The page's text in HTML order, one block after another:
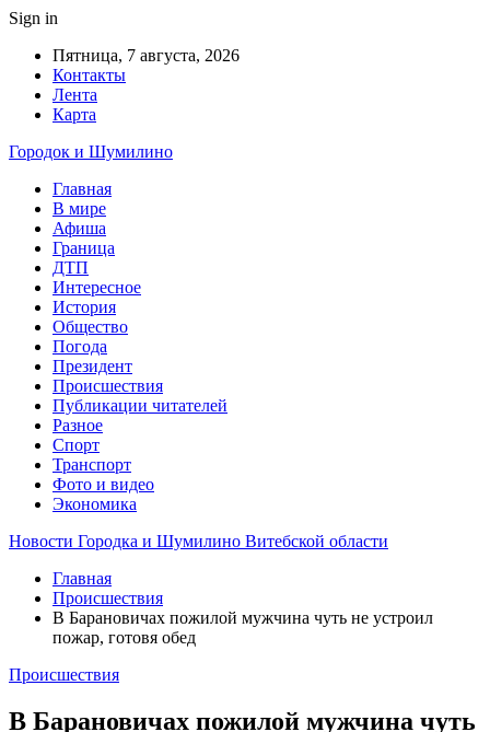
Sign in
Пятница, 7 августа, 2026
Контакты
Лента
Карта
Городок и Шумилино
Главная
В мире
Афиша
Граница
ДТП
Интересное
История
Общество
Погода
Президент
Происшествия
Публикации читателей
Разное
Спорт
Транспорт
Фото и видео
Экономика
Новости Городка и Шумилино Витебской области
Главная
Происшествия
В Барановичах пожилой мужчина чуть не устроил
пожар, готовя обед
Происшествия
В Барановичах пожилой мужчина чуть